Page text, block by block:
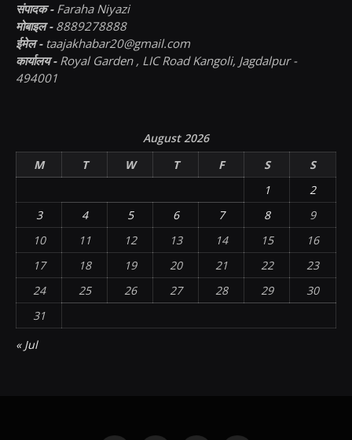
संपादक -Faraha Niyazi
मोबाइल -8889278888
ईमेल - taajakhabar20@gmail.com
कार्यालय -Royal Garden , LIC Road Kangoli, Jagdalpur -
494001
August 2026
M
T W T F S
S
1
2
3
4 5 6 7 8
9
10
11 12 13 14 15
16
17
18 19 20 21 22
23
24
25 26 27 28 29
30
31
« Jul